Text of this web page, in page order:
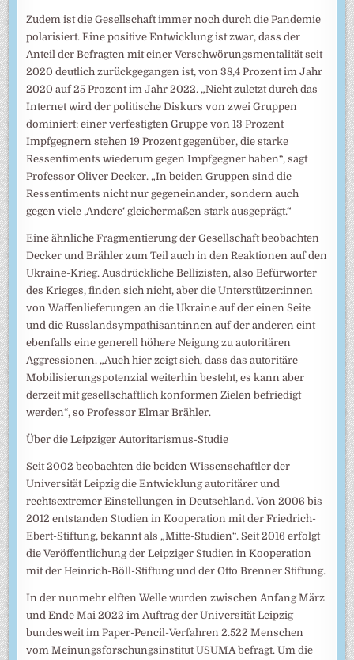
Zudem ist die Gesellschaft immer noch durch die Pandemie
polarisiert. Eine positive Entwicklung ist zwar, dass der
Anteil der Befragten mit einer Verschwörungsmentalität seit
2020 deutlich zurückgegangen ist, von 38,4 Prozent im Jahr
2020 auf 25 Prozent im Jahr 2022. „Nicht zuletzt durch das
Internet wird der politische Diskurs von zwei Gruppen
dominiert: einer verfestigten Gruppe von 13 Prozent
Impfgegnern stehen 19 Prozent gegenüber, die starke
Ressentiments wiederum gegen Impfgegner haben“, sagt
Professor Oliver Decker. „In beiden Gruppen sind die
Ressentiments nicht nur gegeneinander, sondern auch
gegen viele ‚Andere‘ gleichermaßen stark ausgeprägt.“
Eine ähnliche Fragmentierung der Gesellschaft beobachten
Decker und Brähler zum Teil auch in den Reaktionen auf den
Ukraine-Krieg. Ausdrückliche Bellizisten, also Befürworter
des Krieges, finden sich nicht, aber die Unterstützer:innen
von Waffenlieferungen an die Ukraine auf der einen Seite
und die Russlandsympathisant:innen auf der anderen eint
ebenfalls eine generell höhere Neigung zu autoritären
Aggressionen. „Auch hier zeigt sich, dass das autoritäre
Mobilisierungspotenzial weiterhin besteht, es kann aber
derzeit mit gesellschaftlich konformen Zielen befriedigt
werden“, so Professor Elmar Brähler.
Über die Leipziger Autoritarismus-Studie
Seit 2002 beobachten die beiden Wissenschaftler der
Universität Leipzig die Entwicklung autoritärer und
rechtsextremer Einstellungen in Deutschland. Von 2006 bis
2012 entstanden Studien in Kooperation mit der Friedrich-
Ebert-Stiftung, bekannt als „Mitte-Studien“. Seit 2016 erfolgt
die Veröffentlichung der Leipziger Studien in Kooperation
mit der Heinrich-Böll-Stiftung und der Otto Brenner Stiftung.
In der nunmehr elften Welle wurden zwischen Anfang März
und Ende Mai 2022 im Auftrag der Universität Leipzig
bundesweit im Paper-Pencil-Verfahren 2.522 Menschen
vom Meinungsforschungsinstitut USUMA befragt. Um die